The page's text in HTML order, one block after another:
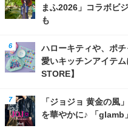
まふ2026」コラボビ
も
ハローキティや、ポ
愛いキッチンアイテ
STORE】
「ジョジョ 黄金の風
を華やかに♪ 「glamb